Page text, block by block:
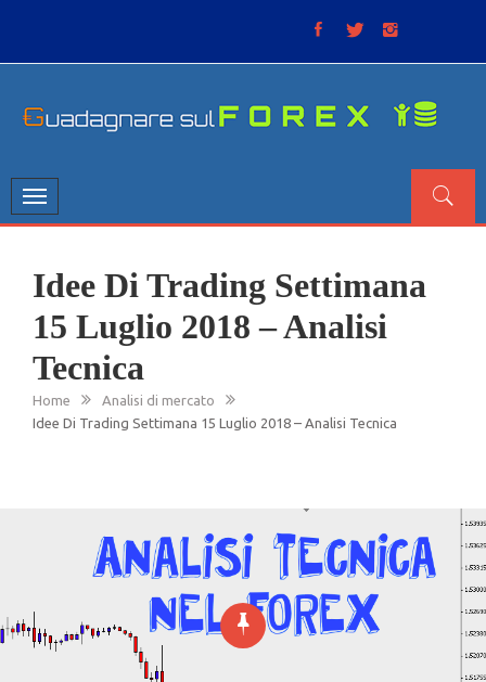
Toggle
navigation
Idee Di Trading Settimana
15 Luglio 2018 – Analisi
Tecnica
Home
Analisi di mercato
Idee Di Trading Settimana 15 Luglio 2018 – Analisi Tecnica